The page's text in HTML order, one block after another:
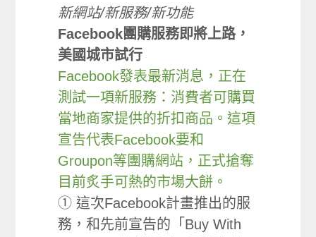
新網站/新服務/新功能
Facebook團購服務即將上路，
美國城市試行
Facebook發表最新消息，正在
測試一項新服務：消費者可購買
當地商家提供的折扣商品。這項
宣告代表Facebook要和
Groupon等團購網站，正式搶奪
目前炙手可熱的市場大餅。
① 這次Facebook計畫推出的服
務，和先前宣告的「Buy With